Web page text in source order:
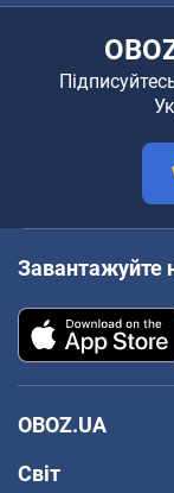
Завантажуйте
OBOZ.UA
Світ